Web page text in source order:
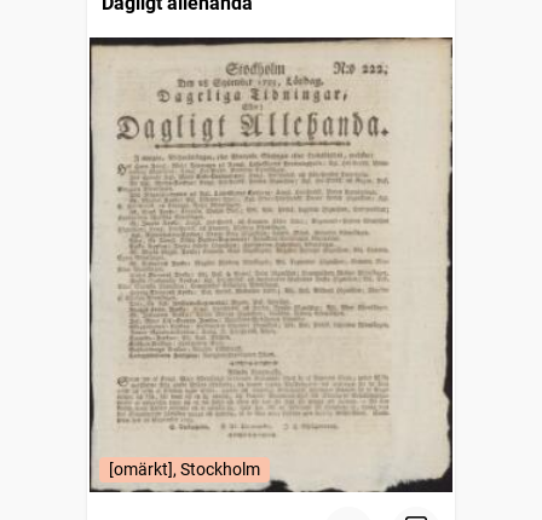
[omärkt], Stockholm